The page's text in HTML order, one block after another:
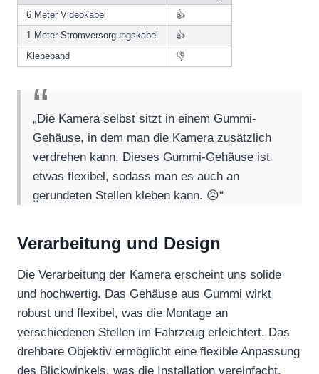
6 Meter Videokabel
👍
1 Meter Stromversorgungskabel
👍
Klebeband
👎
„Die Kamera selbst sitzt in einem Gummi-
Gehäuse, in dem man die Kamera zusätzlich
verdrehen kann. Dieses Gummi-Gehäuse ist
etwas flexibel, sodass man es auch an
gerundeten Stellen kleben kann. 😥“
Verarbeitung und Design
Die Verarbeitung der Kamera erscheint uns solide
und hochwertig. Das Gehäuse aus Gummi wirkt
robust und flexibel, was die Montage an
verschiedenen Stellen im Fahrzeug erleichtert. Das
drehbare Objektiv ermöglicht eine flexible Anpassung
des Blickwinkels, was die Installation vereinfacht.